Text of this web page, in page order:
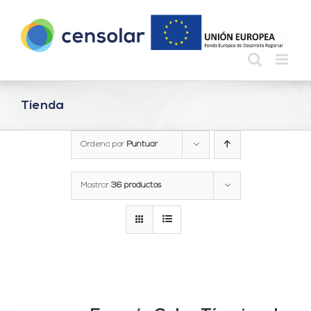
contenido
Tienda
Ordena por Puntuar
Mostrar 36 productos